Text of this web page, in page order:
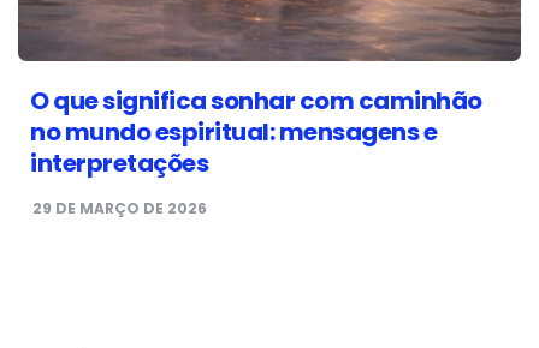
O que significa sonhar com caminhão
no mundo espiritual: mensagens e
interpretações
29 DE MARÇO DE 2026